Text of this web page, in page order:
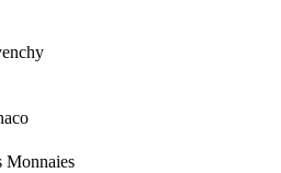
Monnaies